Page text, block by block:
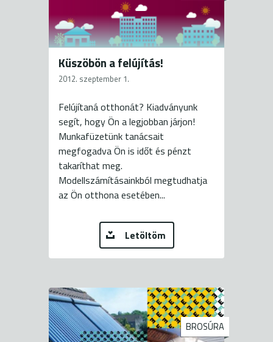
Küszöbön a felújítás!
2012. szeptember 1.
Felújítaná otthonát? Kiadványunk
segít, hogy Ön a legjobban járjon!
Munkafüzetünk tanácsait
megfogadva Ön is időt és pénzt
takaríthat meg.
Modellszámításainkból megtudhatja
az Ön otthona esetében...
Letöltöm
BROSÚRA